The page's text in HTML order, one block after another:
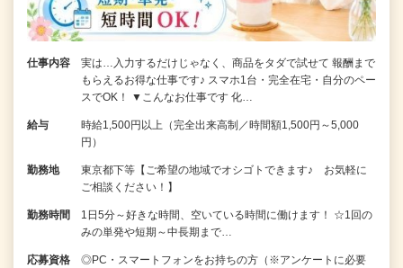
仕事内容
実は…入力するだけじゃなく、商品をタダで試せて 報酬まで
もらえるお得な仕事です♪ スマホ1台・完全在宅・自分のペー
スでOK！ ▼こんなお仕事です 化…
給与
時給1,500円以上（完全出来高制／時間額1,500円～5,000
円）
勤務地
東京都下等【ご希望の地域でオシゴトできます♪ お気軽に
ご相談ください！】
勤務時間
1日5分～好きな時間、空いている時間に働けます！ ☆1回の
みの単発や短期～中長期まで…
応募資格
◎PC・スマートフォンをお持ちの方（※アンケートに必要